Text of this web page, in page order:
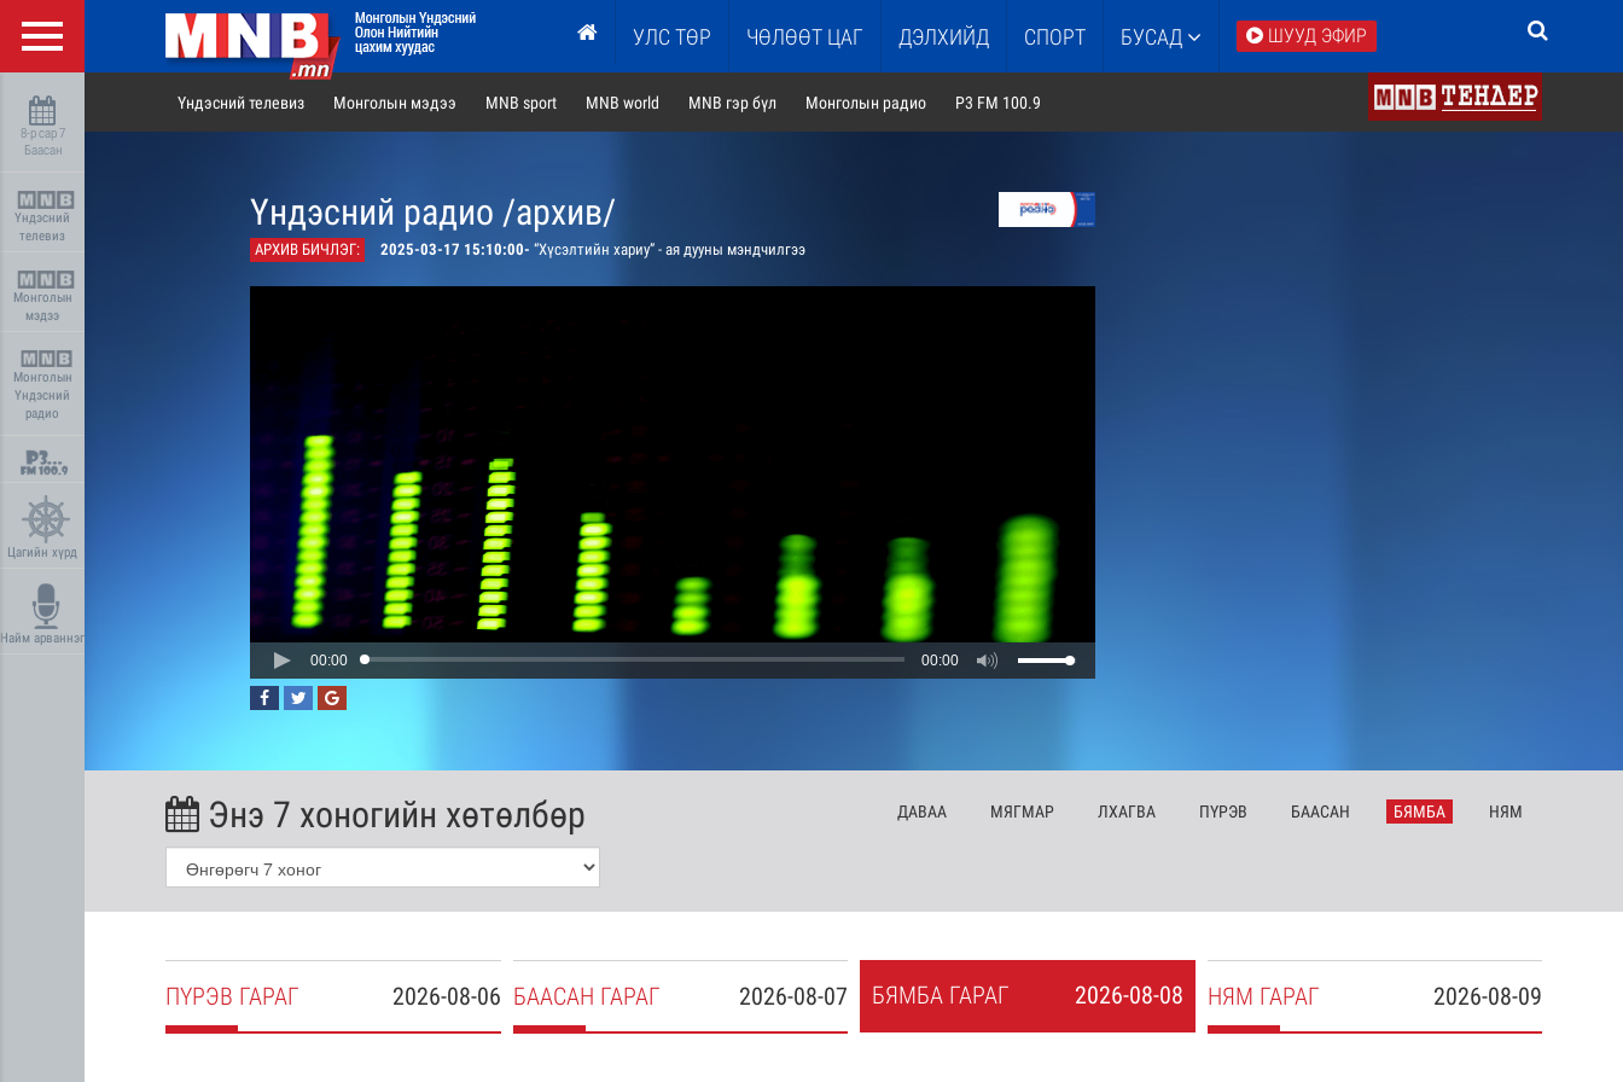
УЛС ТӨР ЧӨЛӨӨТ ЦАГ ДЭЛХИЙД СПОРТ БУСАД ШУУД ЭФИР
8-р сар 7
Баасан
Үндэсний
телевиз
Монголын
мэдээ
Монголын
Үндэсний
радио
Цагийн хүрд
Найм арваннэг
Үндэсний телевиз Монголын мэдээ MNB sport MNB world MNB гэр бүл Монголын радио P3 FM 100.9
Үндэсний радио /архив/
АРХИВ БИЧЛЭГ: 2025-03-17 15:10:00- “Хүсэлтийн хариу” - ая дууны мэндчилгээ
00:00 00:00
Энэ 7 хоногийн хөтөлбөр ДАВАА МЯГМАР ЛХАГВА ПҮРЭВ БААСАН БЯМБА НЯМ
2026-08-06
ПҮРЭВ ГАРАГ 2026-08-07
БААСАН ГАРАГ 2026-08-08
БЯМБА ГАРАГ 2026-08-09
НЯМ ГАРАГ